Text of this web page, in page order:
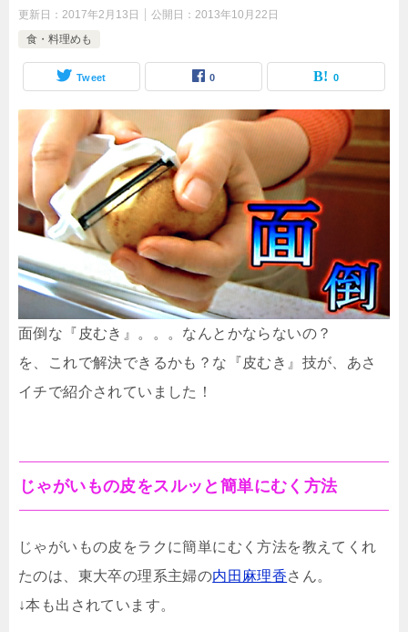
更新日： 2017年2月13日 公開日： 2013年10月22日
食・料理めも
Tweet 0 0
面倒な『皮むき』。。。なんとかならないの？
を、これで解決できるかも？な『皮むき』技が、あさ
イチで紹介されていました！
じゃがいもの皮をスルッと簡単にむく方法
じゃがいもの皮をラクに簡単にむく方法を教えてくれ
たのは、東大卒の理系主婦の内田麻理香さん。
↓本も出されています。